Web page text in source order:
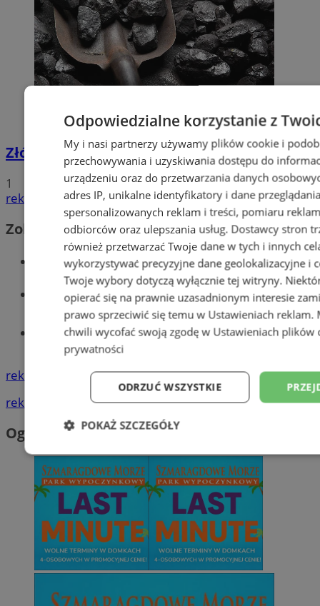
Złóż wniosek o dodatek węglowy
1
reklama
Zobacz również
Wiadomości kryminalne w Wodzisławiu
Wiadomości lokalne
Tworzenie stron www - Wodzisław
Śląski
reklama
reklama
Ogłoszenia
Odpowiedzialne korzystanie z
My i nasi partnerzy używamy plików cookie i
przechowywania i uzyskiwania dostępu do
urządzeniu oraz do przetwarzania danych
adres IP, unikalne identyfikatory i dane
spersonalizowanych reklam i treści, pomiaru
odbiorców oraz ulepszania usług. Dostawcy stron
również przetwarzać Twoje dane w tych i innych
wykorzystywać precyzyjne dane geolokalizacyjne i
Twoje wybory dotyczą wyłącznie tej witryny.
opierać się na prawnie uzasadnionym interesie
prawo sprzeciwić się temu w Ustawieniach reklam.
chwili wycofać swoją zgodę w Ustawieniach plików
prywatności
ODRZUĆ WSZYSTKIE
POKAŻ SZCZEGÓŁY
Niezbędne Wydajność
Niesklasyfikowane